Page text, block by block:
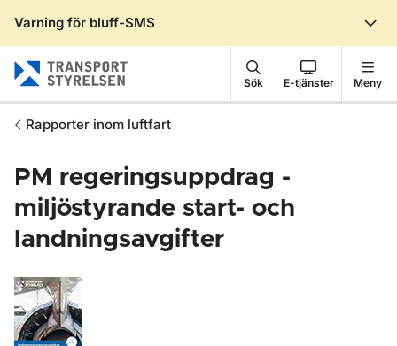
Varning för bluff-SMS
Sök E-tjänster Meny
Rapporter inom luftfart
PM regeringsuppdrag -
miljöstyrande start- och
landningsavgifter